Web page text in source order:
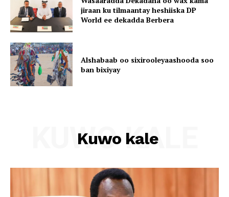
jiraan ku tilmaantay heshiiska DP
World ee dekadda Berbera
Alshabaab oo sixirooleyaashooda soo
ban bixiyay
Kuwo kale
KUWO KALE